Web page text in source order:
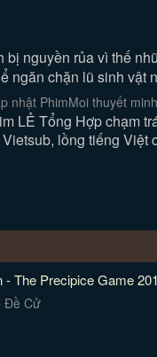
nguyền rủa vì thế
ngăn chặn lũ sinh vật
nhật PhimMoi thuyết
LẺ Tổng Hợp chạm
lồng tiếng
- The Precipice Game
Đề Cử